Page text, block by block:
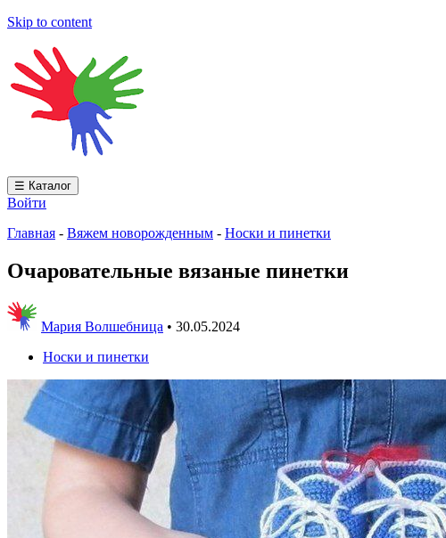
Skip to content
☰ Каталог
Войти
Главная - Вяжем новорожденным - Носки и пинетки
Очаровательные вязаные пинетки
Мария Волшебница • 30.05.2024
Носки и пинетки